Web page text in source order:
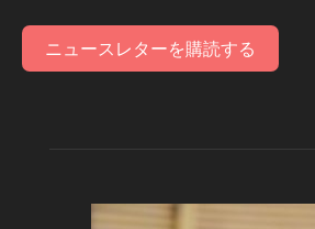
ニュースレターを購読する